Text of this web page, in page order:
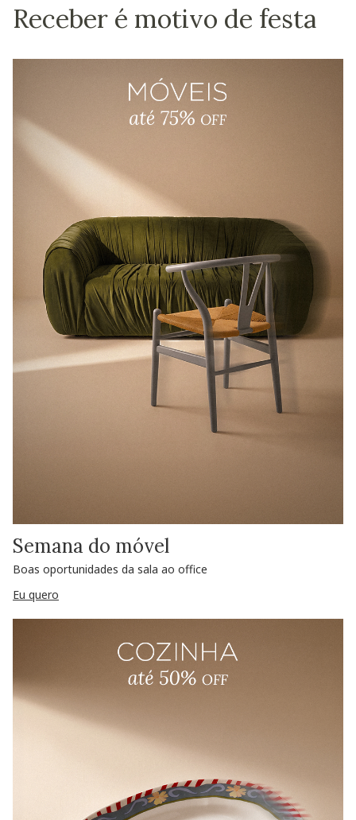
Receber é motivo de festa
Semana do móvel
Boas oportunidades da sala ao office
Eu quero